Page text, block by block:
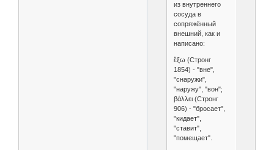
из внутреннего
сосуда в
сопряжённый
внешний, как и
написано:
ἔξω (Стронг
1854) - "вне",
"снаружи",
"наружу", "вон";
βάλλει (Стронг
906) - "бросает",
"кидает",
"ставит",
"помещает".